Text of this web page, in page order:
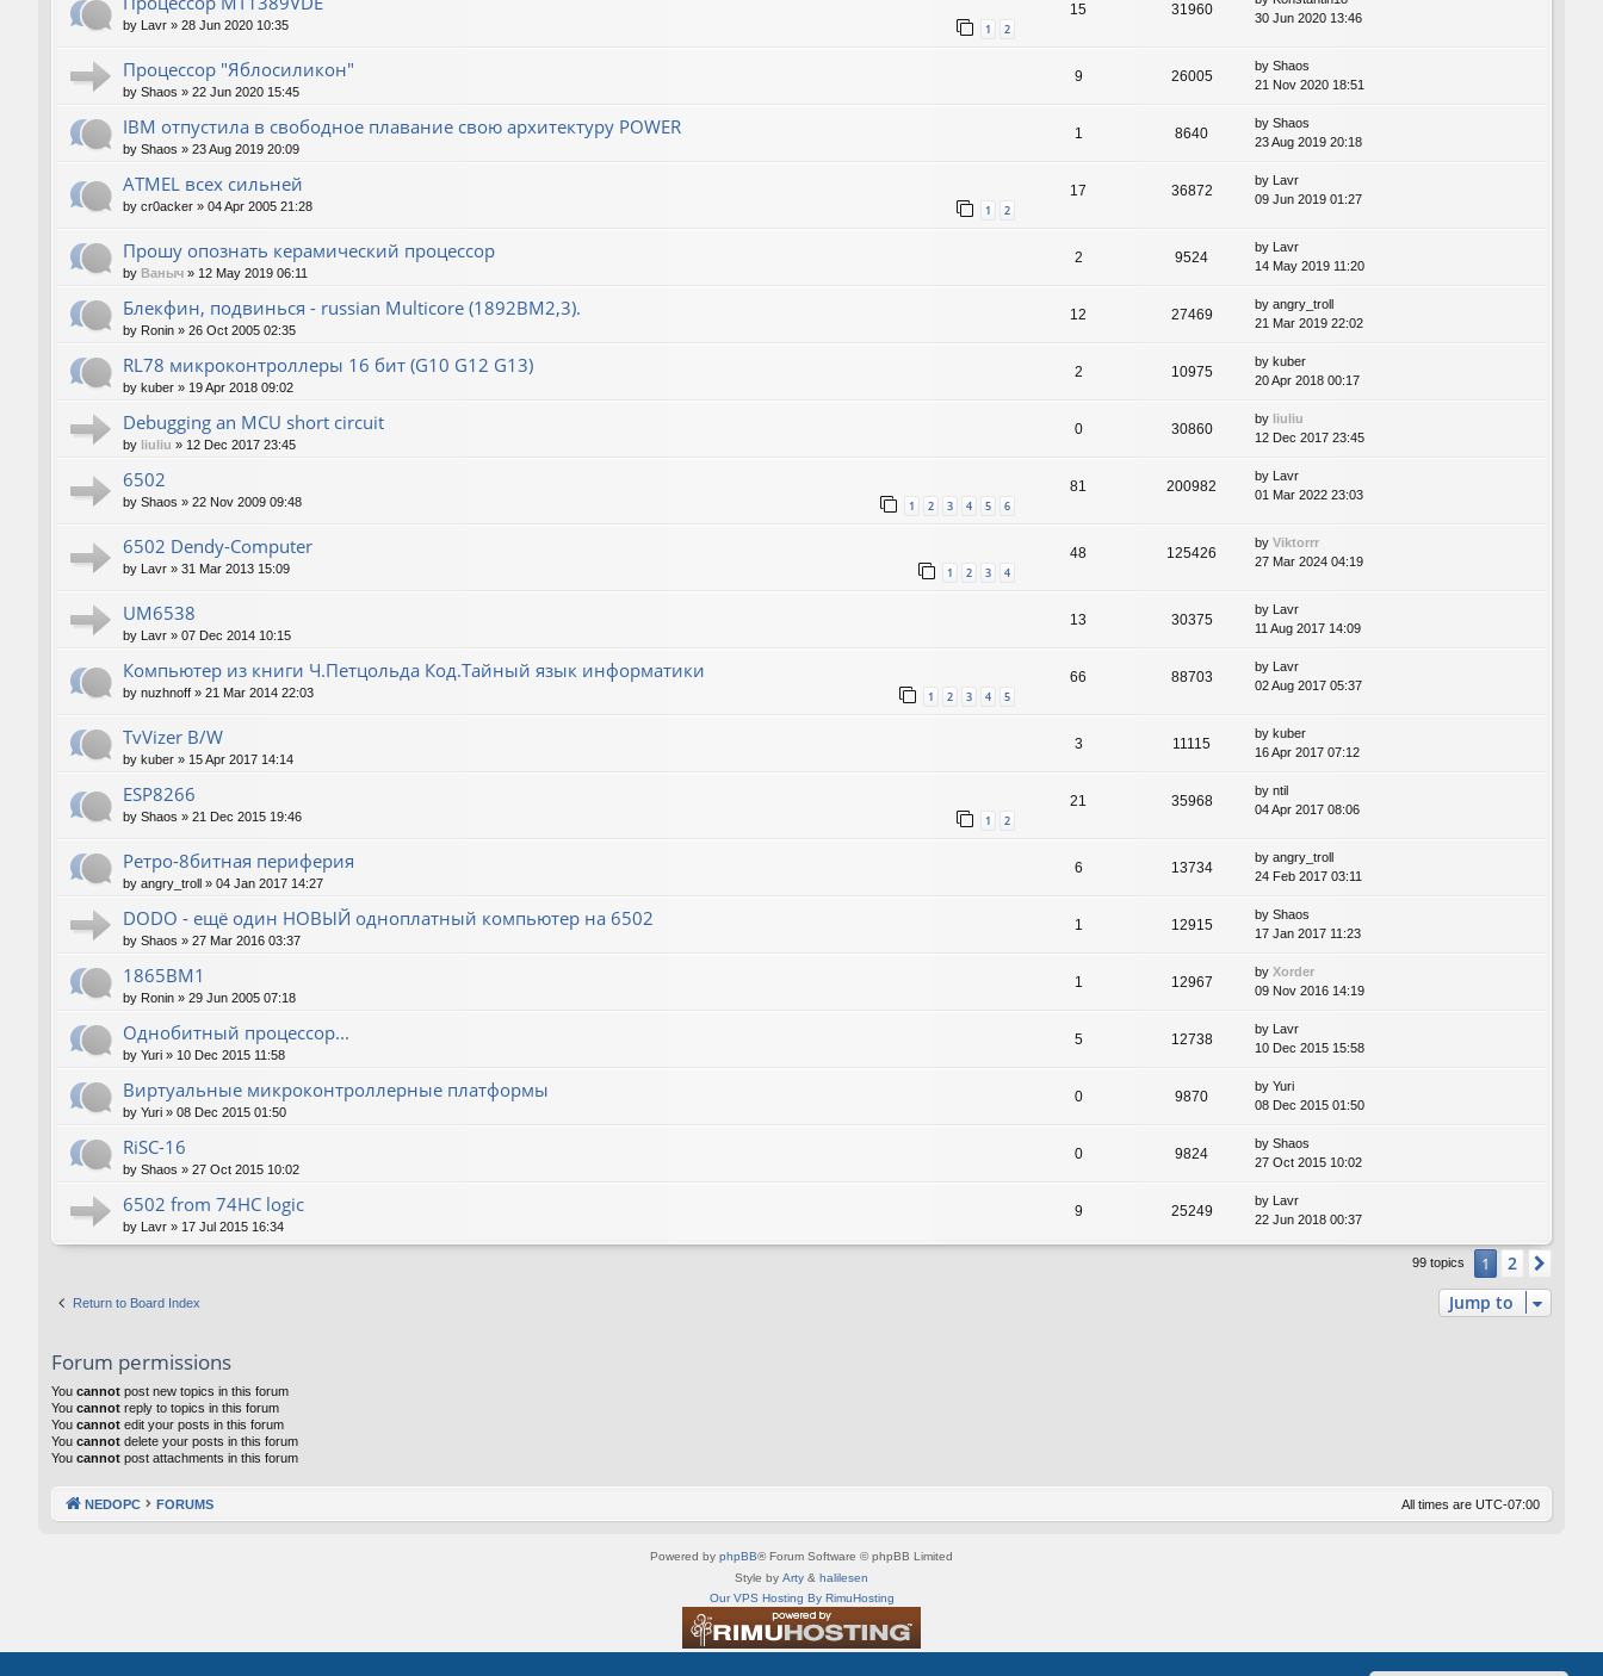
by Lavr » 28 Jun 2020 10:35 1 2
15 31960
30 Jun 2020 13:46
Процессор "Яблосиликон"
by Shaos » 22 Jun 2020 15:45
9 26005
by Shaos
21 Nov 2020 18:51
IBM отпустила в свободное плавание свою архитектуру POWER
by Shaos » 23 Aug 2019 20:09
1 8640
by Shaos
23 Aug 2019 20:18
ATMEL всех сильней
by cr0acker » 04 Apr 2005 21:28 1 2
17 36872
by Lavr
09 Jun 2019 01:27
Прошу опознать керамический процессор
by Ваныч » 12 May 2019 06:11
2 9524
by Lavr
14 May 2019 11:20
Блекфин, подвинься - russian Multicore (1892ВМ2,3).
by Ronin » 26 Oct 2005 02:35
12 27469
by angry_troll
21 Mar 2019 22:02
RL78 микроконтроллеры 16 бит (G10 G12 G13)
by kuber » 19 Apr 2018 09:02
2 10975
by kuber
20 Apr 2018 00:17
Debugging an MCU short circuit
by liuliu » 12 Dec 2017 23:45
0 30860
by liuliu
12 Dec 2017 23:45
6502
by Shaos » 22 Nov 2009 09:48 1 2 3 4 5 6
81 200982
by Lavr
01 Mar 2022 23:03
6502 Dendy-Computer
by Lavr » 31 Mar 2013 15:09 1 2 3 4
48 125426
by Viktorrr
27 Mar 2024 04:19
UM6538
by Lavr » 07 Dec 2014 10:15
13 30375
by Lavr
11 Aug 2017 14:09
Компьютер из книги Ч.Петцольда Код.Тайный язык информатики
by nuzhnoff » 21 Mar 2014 22:03 1 2 3 4 5
66 88703
by Lavr
02 Aug 2017 05:37
TvVizer B/W
by kuber » 15 Apr 2017 14:14
3 11115
by kuber
16 Apr 2017 07:12
ESP8266
by Shaos » 21 Dec 2015 19:46 1 2
21 35968
by ntil
04 Apr 2017 08:06
Ретро-8битная периферия
by angry_troll » 04 Jan 2017 14:27
6 13734
by angry_troll
24 Feb 2017 03:11
DODO - ещё один НОВЫЙ одноплатный компьютер на 6502
by Shaos » 27 Mar 2016 03:37
1 12915
by Shaos
17 Jan 2017 11:23
1865ВМ1
by Ronin » 29 Jun 2005 07:18
1 12967
by Xorder
09 Nov 2016 14:19
Однобитный процессор...
by Yuri » 10 Dec 2015 11:58
5 12738
by
Lavr
10 Dec 2015 15:58
Виртуальные микроконтроллерные платформы
by Yuri » 08 Dec 2015 01:50
0 9870
by Yuri
08 Dec 2015 01:50
RiSC-16
by Shaos » 27 Oct 2015 10:02
0 9824
by Shaos
27 Oct 2015 10:02
6502 from 74HC logic
by Lavr » 17 Jul 2015 16:34
9 25249
by
Lavr
22 Jun 2018 00:37
99 topics 1 2
Return to Board Index Jump to
Forum permissions
You cannot post new topics in this forum
You cannot reply to topics in this forum
You cannot edit your posts in this forum
You cannot delete your posts in this forum
You cannot post attachments in this forum
NEDOPC FORUMS All times are UTC-07:00
Powered by phpBB® Forum Software © phpBB Limited
Style by Arty & halilesen
Our VPS Hosting By RimuHosting